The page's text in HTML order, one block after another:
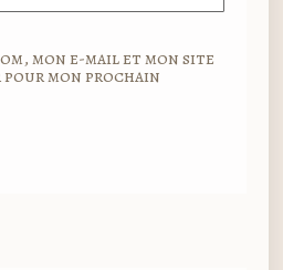
mon e-mail et mon site
mon prochain